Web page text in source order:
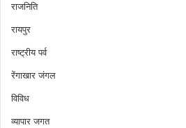
राजनिति
रायपुर
राष्ट्रीय पर्व
रेंगाखार जंगल
विविध
व्यापार जगत